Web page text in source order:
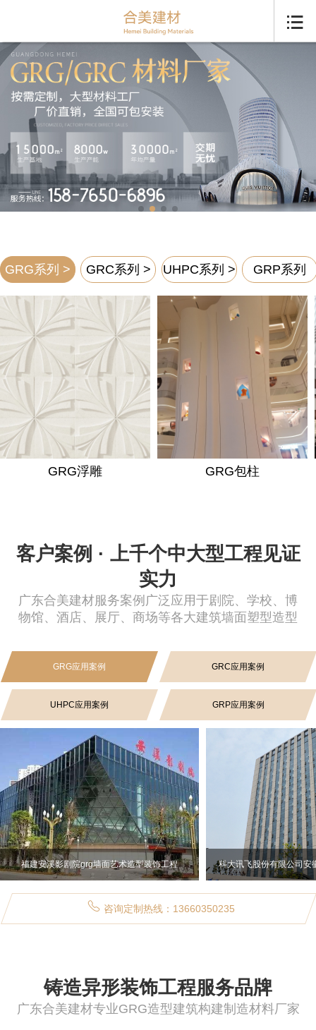

GRG系列 > GRC系列 > UHPC系列 > GRP系列
GRG浮雕 GRG包柱
客户案例 · 上千个中大型工程见证
实力
广东合美建材服务案例广泛应用于剧院、学校、博
物馆、酒店、展厅、商场等各大建筑墙面塑型造型
GRG应用案例 GRC应用案例
UHPC应用案例 GRP应用案例
福建安溪影剧院grg墙面艺术造型装饰工程
墙面造型定制施工 会议中心GRC幕墙装饰工程
咨询定制热线：13660350235
铸造异形装饰工程服务品牌
广东合美建材专业GRG造型建筑构建制造材料厂家